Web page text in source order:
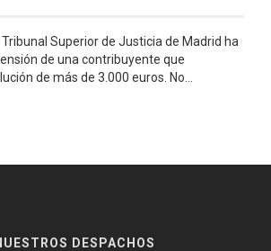
Superior de Justicia de Madrid ha
de una contribuyente que
de más de 3.000 euros. No...
DESPACHOS